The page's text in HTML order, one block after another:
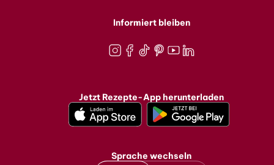
Informiert bleiben
Jetzt Rezepte-App herunterladen
Sprache wechseln